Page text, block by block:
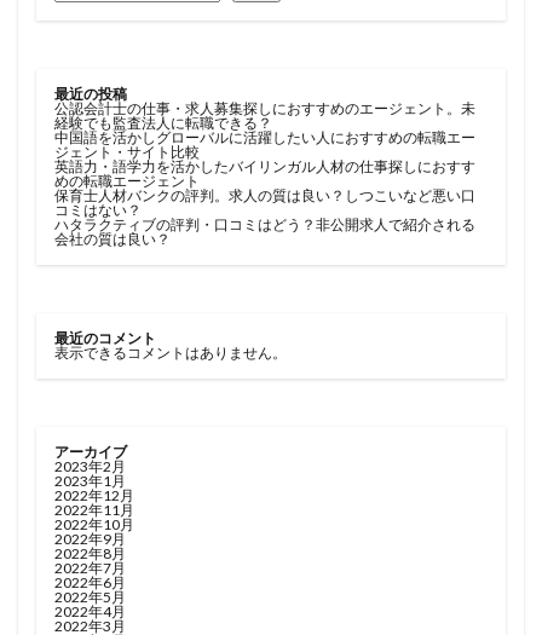
最近の投稿
公認会計士の仕事・求人募集探しにおすすめのエージェント。未
経験でも監査法人に転職できる？
中国語を活かしグローバルに活躍したい人におすすめの転職エー
ジェント・サイト比較
英語力・語学力を活かしたバイリンガル人材の仕事探しにおすす
めの転職エージェント
保育士人材バンクの評判。求人の質は良い？しつこいなど悪い口
コミはない？
ハタラクティブの評判・口コミはどう？非公開求人で紹介される
会社の質は良い？
最近のコメント
表示できるコメントはありません。
アーカイブ
2023年2月
2023年1月
2022年12月
2022年11月
2022年10月
2022年9月
2022年8月
2022年7月
2022年6月
2022年5月
2022年4月
2022年3月